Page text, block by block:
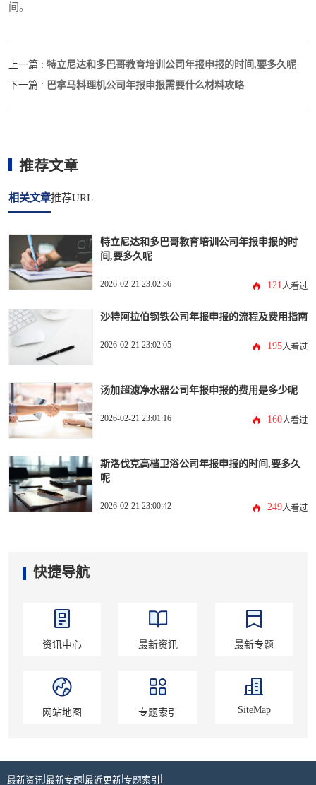
间。
上一篇 : 特立尼达和多巴哥教育培训公司年报申报的时间,要多久呢
下一篇 : 巴拿马料理机公司年报申报需要什么材料攻略
推荐文章
相关文章推荐URL
特立尼达和多巴哥教育培训公司年报申报的时
间,要多久呢
2026-02-21 23:02:36 121人看过
沙特阿拉伯钢铁公司年报申报的流程及费用指南
2026-02-21 23:02:05 195人看过
汤加超滤净水器公司年报申报的费用是多少呢
2026-02-21 23:01:16 160人看过
斯洛伐克高档卫浴公司年报申报的时间,要多久
呢
2026-02-21 23:00:42 249人看过
快捷导航
资讯中心 最新资讯 最新专题
网站地图 专题索引 SiteMap
最新资讯 最新专题 最近更新 专题索引